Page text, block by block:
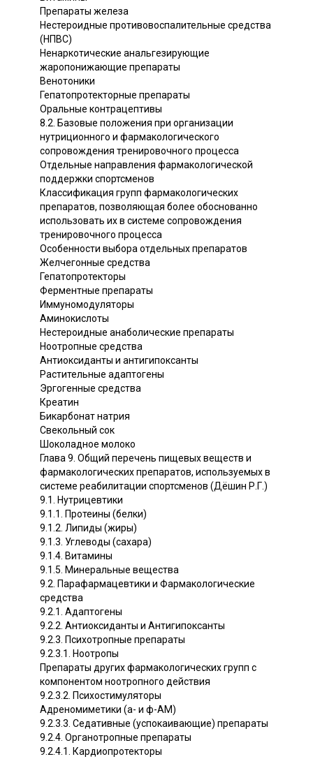
Препараты железа
Нестероидные противовоспалительные средства
(НПВС)
Ненаркотические анальгезирующие
жаропонижающие препараты
Венотоники
Гепатопротекторные препараты
Оральные контрацептивы
8.2. Базовые положения при организации
нутриционного и фармакологического
сопровождения тренировочного процесса
Отдельные направления фармакологической
поддержки спортсменов
Классификация групп фармакологических
препаратов, позволяющая более обоснованно
использовать их в системе сопровождения
тренировочного процесса
Особенности выбора отдельных препаратов
Желчегонные средства
Гепатопротекторы
Ферментные препараты
Иммуномодуляторы
Аминокислоты
Нестероидные анаболические препараты
Ноотропные средства
Антиоксиданты и антигипоксанты
Растительные адаптогены
Эргогенные средства
Креатин
Бикарбонат натрия
Свекольный сок
Шоколадное молоко
Глава 9. Общий перечень пищевых веществ и
фармакологических препаратов, используемых в
системе реабилитации спортсменов (Дёшин Р.Г.)
9.1. Нутрицевтики
9.1.1. Протеины (белки)
9.1.2. Липиды (жиры)
9.1.3. Углеводы (сахара)
9.1.4. Витамины
9.1.5. Минеральные вещества
9.2. Парафармацевтики и Фармакологические
средства
9.2.1. Адаптогены
9.2.2. Антиоксиданты и Антигипоксанты
9.2.3. Психотропные препараты
9.2.3.1. Ноотропы
Препараты других фармакологических групп с
компонентом ноотропного действия
9.2.3.2. Психостимуляторы
Адреномиметики (а- и ф-АМ)
9.2.3.3. Седативные (успокаивающие) препараты
9.2.4. Органотропные препараты
9.2.4.1. Кардиопротекторы